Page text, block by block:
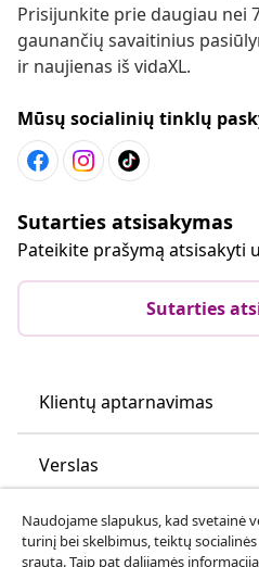
Prisijunkite prie daugiau nei
gaunančių savaitinius
ir naujienas iš vidaXL.
Mūsų socialinių tinklų
Sutarties atsisakymas
Pateikite prašymą atsisakyti
Sutarties
Klientų aptarnavimas
Verslas
vidaXL
Naudojame slapukus, kad svetainė
turinį bei skelbimus, teiktų
srautą. Taip pat dalijamės